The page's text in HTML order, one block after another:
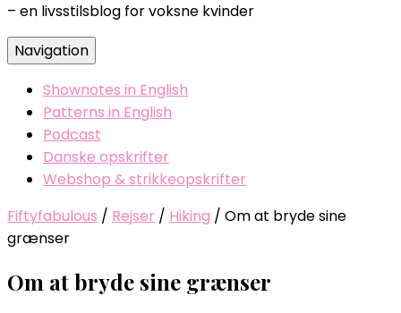
– en livsstilsblog for voksne kvinder
Navigation
Shownotes in English
Patterns in English
Podcast
Danske opskrifter
Webshop & strikkeopskrifter
Fiftyfabulous / Rejser / Hiking / Om at bryde sine
grænser
Om at bryde sine grænser